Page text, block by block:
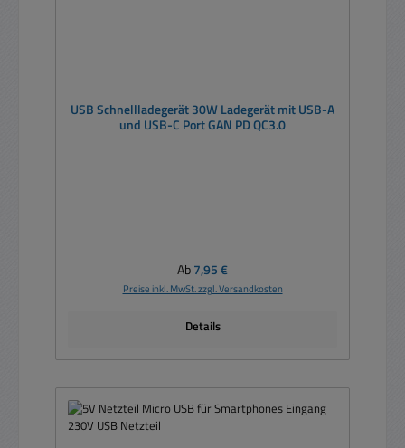
USB Schnellladegerät 30W Ladegerät mit USB-A
und USB-C Port GAN PD QC3.0
Regulärer Preis:
Ab7,95 €
Preise inkl. MwSt. zzgl. Versandkosten
Details